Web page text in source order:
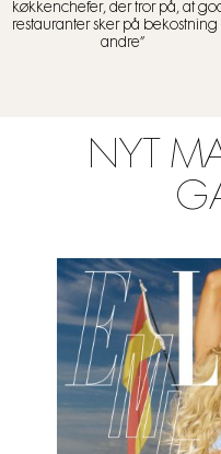
køkkenchefer, der tror på, at
restauranter sker på bekostning
andre”
NYT